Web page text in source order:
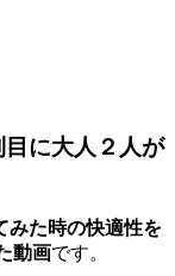
目に大人２人が
みた時の快適性を
動画です。